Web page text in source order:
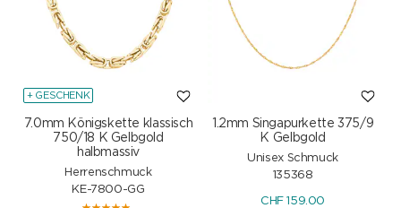
+ GESCHENK
7.0mm Königskette klassisch
750/18 K Gelbgold
halbmassiv
Herrenschmuck
KE-7800-GG
1.2mm Singapurkette 375/9
K Gelbgold
Unisex Schmuck
135368
CHF159.00